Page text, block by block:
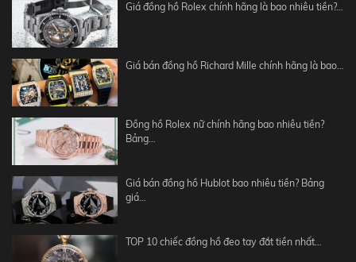
Giá đồng hồ Rolex chính hãng là bao nhiêu tiền?…
Giá bán đồng hồ Richard Mille chính hãng là bao…
Đồng hồ Rolex nữ chính hãng bao nhiêu tiền?
Bảng…
Giá bán đồng hồ Hublot bao nhiêu tiền? Bảng
giá…
TOP 10 chiếc đồng hồ đeo tay đắt tiền nhất…